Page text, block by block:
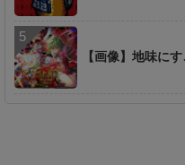
【画像】地味に